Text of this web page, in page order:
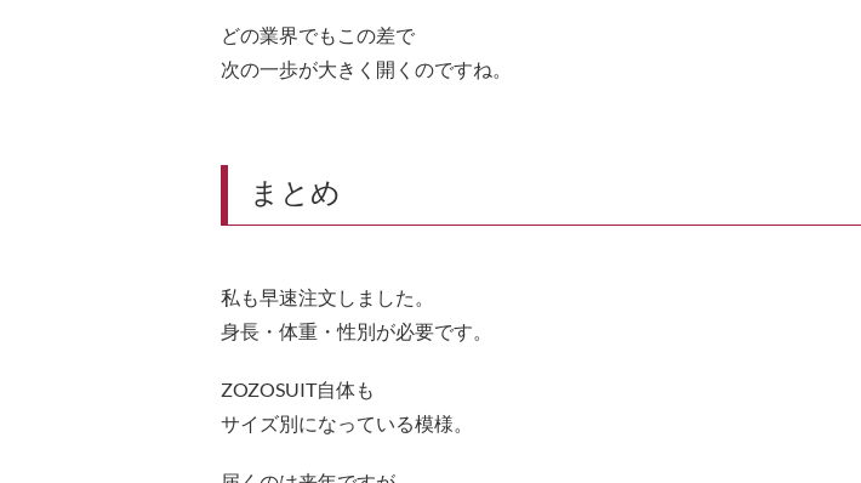
どの業界でもこの差で
次の一歩が大きく開くのですね。
まとめ
私も早速注文しました。
身長・体重・性別が必要です。
ZOZOSUIT自体も
サイズ別になっている模様。